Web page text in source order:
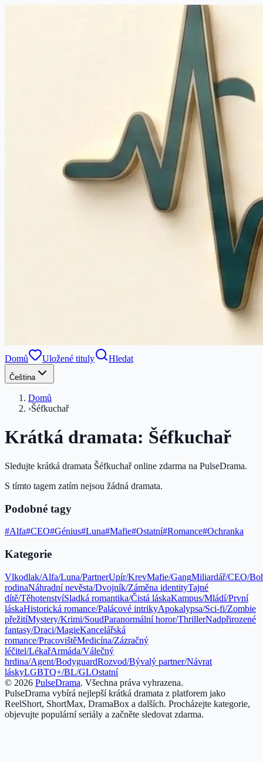
Domů Uložené tituly Hledat
Čeština
Domů
›Šéfkuchař
Krátká dramata: Šéfkuchař
Sledujte krátká dramata Šéfkuchař online zdarma na PulseDrama.
S tímto tagem zatím nejsou žádná dramata.
Podobné tagy
#Alfa#CEO#Génius#Luna#Mafie#Ostatní#Romance#Ochranka
Kategorie
Vlkodlak/Alfa/Luna/PartnerUpír/KrevMafie/GangMiliardář/CEO/
rodinaNáhradní nevěsta/Dvojník/Záměna identityTajné
dítě/TěhotenstvíSladká romantika/Čistá láskaKampus/Mládí/První
láskaHistorická romance/Palácové intrikyApokalypsa/Sci-fi/Zombie
přežitíMystery/Krimi/SoudParanormální horor/ThrillerNadpřirozené
fantasy/Draci/MagieKancelářská
romance/PracovištěMedicína/Zázračný
léčitel/LékařArmáda/Válečný
hrdina/Agent/BodyguardRozvod/Bývalý partner/Návrat
láskyLGBTQ+/BL/GLOstatní
© 2026 PulseDrama. Všechna práva vyhrazena.
PulseDrama vybírá nejlepší krátká dramata z platforem jako
ReelShort, ShortMax, DramaBox a dalších. Procházejte kategorie,
objevujte populární seriály a začněte sledovat zdarma.